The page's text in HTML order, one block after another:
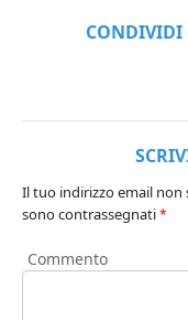
CONDIVIDI
Il tuo indirizzo email non
sono contrassegnati*
Commento